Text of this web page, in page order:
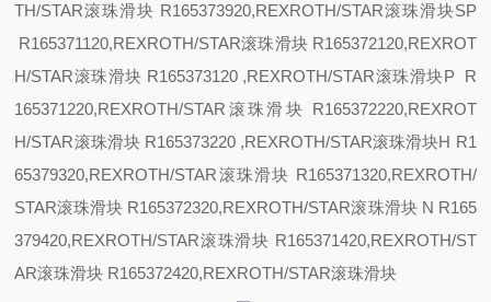
TH/STAR滚珠滑块 R165373920,REXROTH/STAR滚珠滑块SP
R165371120,REXROTH/STAR滚珠滑块 R165372120,REXROT
H/STAR滚珠滑块 R165373120 ,REXROTH/STAR滚珠滑块P R
165371220,REXROTH/STAR滚珠滑块 R165372220,REXROT
H/STAR滚珠滑块 R165373220 ,REXROTH/STAR滚珠滑块H R1
65379320,REXROTH/STAR滚珠滑块 R165371320,REXROTH/
STAR滚珠滑块 R165372320,REXROTH/STAR滚珠滑块 N R165
379420,REXROTH/STAR滚珠滑块 R165371420,REXROTH/ST
AR滚珠滑块 R165372420,REXROTH/STAR滚珠滑块